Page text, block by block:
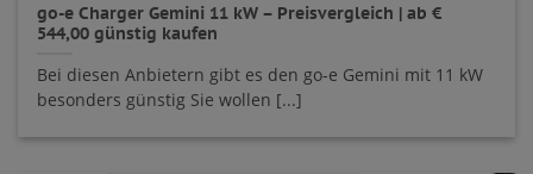
go-e Charger Gemini 11 kW – Preisvergleich | ab €
544,00 günstig kaufen
Bei diesen Anbietern gibt es den go-e Gemini mit 11 kW
besonders günstig Sie wollen [...]